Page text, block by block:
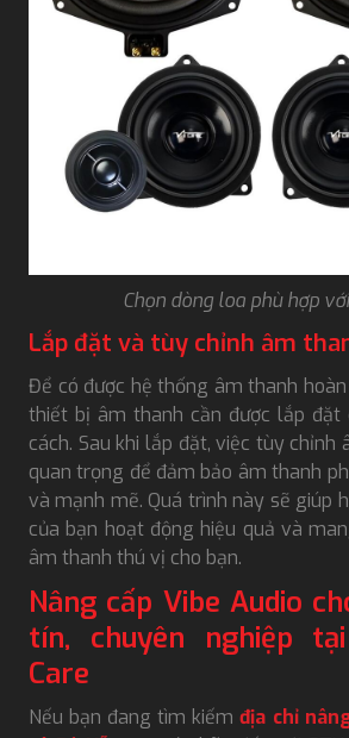
Chọn dòng loa phù hợp
Lắp đặt và tùy chỉnh âm
Để có được hệ thống âm thanh
thiết bị âm thanh cần được lắp đặt
cách. Sau khi lắp đặt, việc tùy
quan trọng để đảm bảo âm thanh
và mạnh mẽ. Quá trình này sẽ giúp
của bạn hoạt động hiệu quả và
âm thanh thú vị cho bạn.
Nâng cấp Vibe Audio
tín, chuyên nghiệp
Care
Nếu bạn đang tìm kiếmđịa chỉ